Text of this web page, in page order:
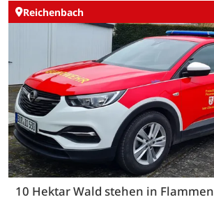
Reichenbach
10 Hektar Wald stehen in Flammen